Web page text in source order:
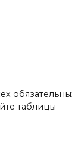
таблицы